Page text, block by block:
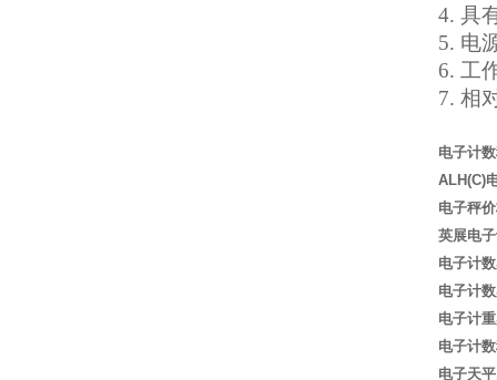
4. 具
5. 电
6. 工
7. 相
电子计
ALH(C)
电子秤
英展电
电子计
电子计
电子计
电子计
电子天平